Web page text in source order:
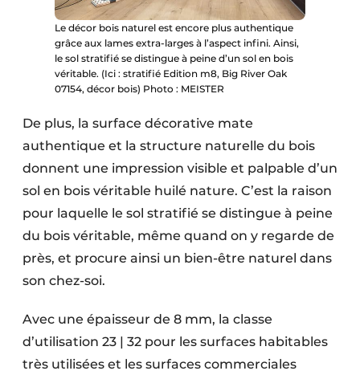
Le décor bois naturel est encore plus authentique
grâce aux lames extra-larges à l’aspect infini. Ainsi,
le sol stratifié se distingue à peine d’un sol en bois
véritable. (Ici : stratifié Edition m8, Big River Oak
07154, décor bois) Photo : MEISTER
De plus, la surface décorative mate
authentique et la structure naturelle du bois
donnent une impression visible et palpable d’un
sol en bois véritable huilé nature. C’est la raison
pour laquelle le sol stratifié se distingue à peine
du bois véritable, même quand on y regarde de
près, et procure ainsi un bien-être naturel dans
son chez-soi.
Avec une épaisseur de 8 mm, la classe
d’utilisation 23 | 32 pour les surfaces habitables
très utilisées et les surfaces commerciales